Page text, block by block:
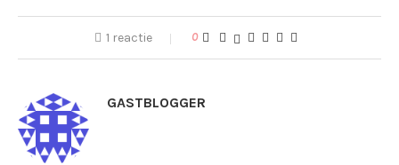
1 reactie 0
GASTBLOGGER